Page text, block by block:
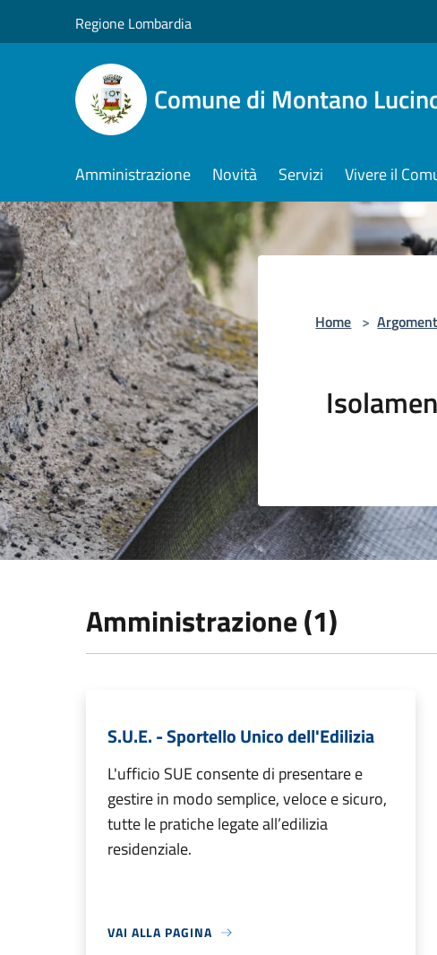
Regione Lombardia
Comune di Montano
Amministrazione Novità Servizi Vivere il
Home >
Amministrazione (1)
S.U.E. - Sportello Unico dell'Edilizia
L'ufficio SUE consente di presentare e
gestire in modo semplice, veloce e sicuro,
tutte le pratiche legate all’edilizia
residenziale.
VAI ALLA PAGINA